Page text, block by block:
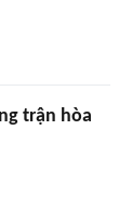
trận hòa